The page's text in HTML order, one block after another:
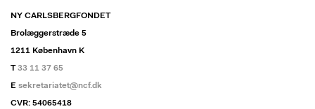
NY CARLSBERGFONDET
Brolæggerstræde 5
1211 København K
T33 11 37 65
E sekretariatet@ncf.dk
CVR: 54065418